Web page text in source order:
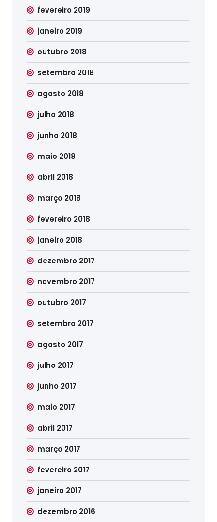
fevereiro 2019
janeiro 2019
outubro 2018
setembro 2018
agosto 2018
julho 2018
junho 2018
maio 2018
abril 2018
março 2018
fevereiro 2018
janeiro 2018
dezembro 2017
novembro 2017
outubro 2017
setembro 2017
agosto 2017
julho 2017
junho 2017
maio 2017
abril 2017
março 2017
fevereiro 2017
janeiro 2017
dezembro 2016